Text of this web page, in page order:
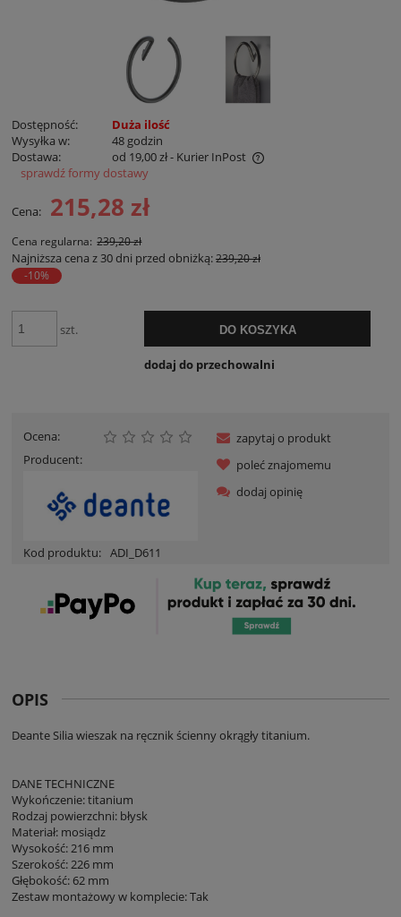
Dostępność:
Duża ilość
Wysyłka w:
48 godzin
Dostawa:
od 19,00 zł- Kurier InPost
Cena nie zawiera ewentualnych kosztów płatności
sprawdź formy dostawy
Cena: 215,28 zł
Cena regularna: 239,20 zł
Najniższa cena z 30 dni przed obniżką:239,20 zł
-10%
szt. DO KOSZYKA
dodaj do przechowalni
Ocena:
Producent:
Kod produktu: ADI_D611
zapytaj o produkt
poleć znajomemu
dodaj opinię
OPIS
Deante Silia wieszak na ręcznik ścienny okrągły titanium.
DANE TECHNICZNE
Wykończenie: titanium
Rodzaj powierzchni: błysk
Materiał: mosiądz
Wysokość: 216 mm
Szerokość: 226 mm
Głębokość: 62 mm
Zestaw montażowy w komplecie: Tak